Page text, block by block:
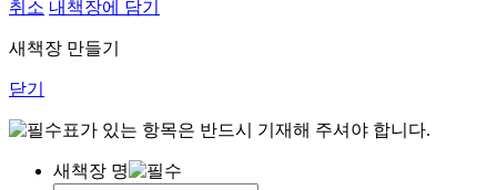
취소 내책장에 담기
새책장 만들기
닫기
표가 있는 항목은 반드시 기재해 주셔야 합니다.
새책장 명